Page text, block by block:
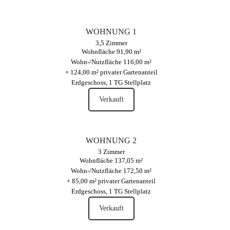
WOHNUNG 1
3,5 Zimmer
Wohnfläche 91,90 m²
Wohn-/Nutzfläche 116,00 m²
+ 124,00 m² privater Gartenanteil
Erdgeschoss, 1 TG Stellplatz
Verkauft
WOHNUNG 2
3 Zimmer
Wohnfläche 137,05 m²
Wohn-/Nutzfläche 172,50 m²
+ 85,00 m² privater Gartenanteil
Erdgeschoss, 1 TG Stellplatz
Verkauft